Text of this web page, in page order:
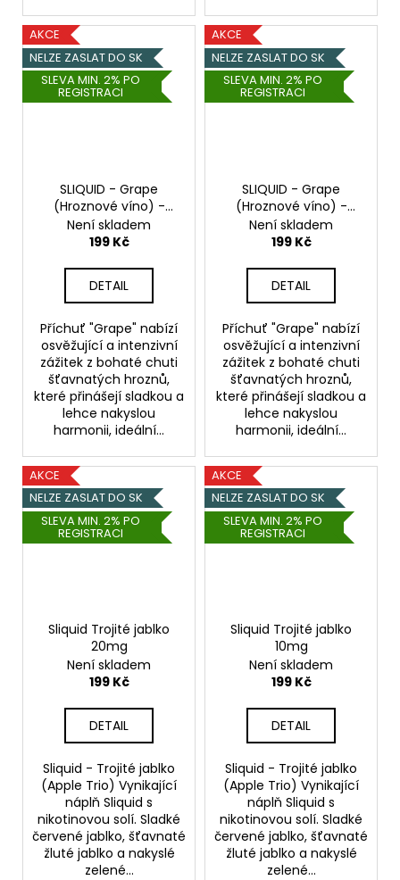
AKCE
NELZE ZASLAT DO SK
SLEVA MIN. 2% PO
REGISTRACI
SLIQUID - Grape
(Hroznové víno) -
20mgSalt e-liquid
Není skladem
199 Kč
DETAIL
Příchuť "Grape" nabízí
osvěžující a intenzivní
zážitek z bohaté chuti
šťavnatých hroznů,
které přinášejí sladkou a
lehce nakyslou
harmonii, ideální...
AKCE
NELZE ZASLAT DO SK
SLEVA MIN. 2% PO
REGISTRACI
SLIQUID - Grape
(Hroznové víno) -
10mgSalt e-liquid
Není skladem
199 Kč
DETAIL
Příchuť "Grape" nabízí
osvěžující a intenzivní
zážitek z bohaté chuti
šťavnatých hroznů,
které přinášejí sladkou a
lehce nakyslou
harmonii, ideální...
AKCE
NELZE ZASLAT DO SK
SLEVA MIN. 2% PO
REGISTRACI
Sliquid Trojité jablko
20mg
Není skladem
199 Kč
DETAIL
Sliquid - Trojité jablko
(Apple Trio) Vynikající
náplň Sliquid s
nikotinovou solí. Sladké
červené jablko, šťavnaté
žluté jablko a nakyslé
zelené...
AKCE
NELZE ZASLAT DO SK
SLEVA MIN. 2% PO
REGISTRACI
Sliquid Trojité jablko
10mg
Není skladem
199 Kč
DETAIL
Sliquid - Trojité jablko
(Apple Trio) Vynikající
náplň Sliquid s
nikotinovou solí. Sladké
červené jablko, šťavnaté
žluté jablko a nakyslé
zelené...